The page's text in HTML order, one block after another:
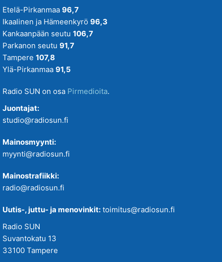
Etelä-Pirkanmaa 96,7
Ikaalinen ja Hämeenkyrö 96,3
Kankaanpään seutu 106,7
Parkanon seutu 91,7
Tampere 107,8
Ylä-Pirkanmaa 91,5
Radio SUN on osa Pirmedioita.
Juontajat:
studio@radiosun.fi
Mainosmyynti:
myynti@radiosun.fi
Mainostrafiikki:
radio@radiosun.fi
Uutis-, juttu- ja menovinkit: toimitus@radiosun.fi
Radio SUN
Suvantokatu 13
33100 Tampere